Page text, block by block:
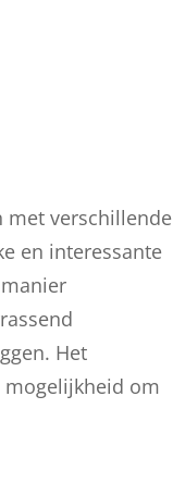
met verschillende
en interessante
Het
mogelijkheid om